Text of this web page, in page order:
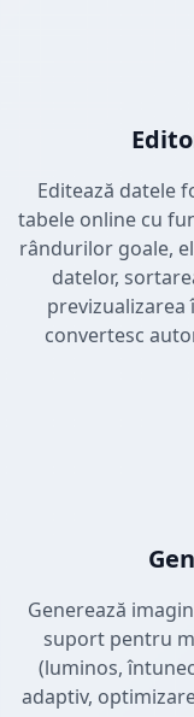
Editează datele
tabele online cu
rândurilor goale,
datelor,
previzualizarea
convertesc
Generează
suport pentru
(luminos,
adaptiv,